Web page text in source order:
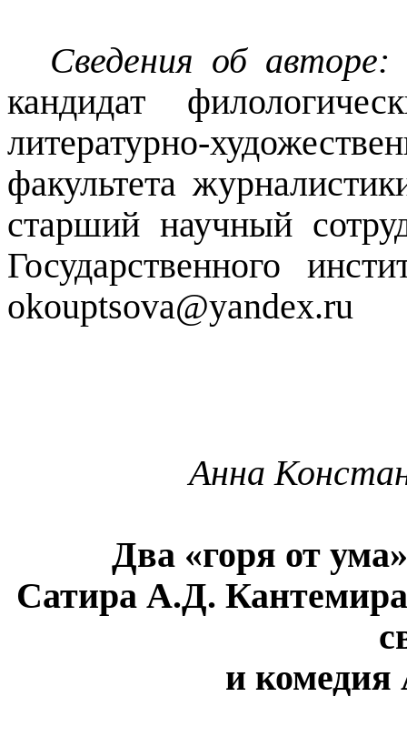
Сведения об авторе:
кандидат
литературно-
факультета
старший научный
Государственного
okouptsova@yandex.ru
Анна
Два «горя от
Сатира А.Д.
и комедия